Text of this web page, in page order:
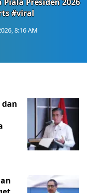
#viral
8:16 AM
dan